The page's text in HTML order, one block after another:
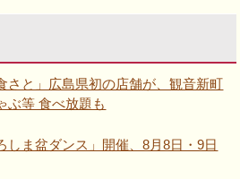
さと」広島県初の店舗が、観音新町
ぶ等 食べ放題も
しま盆ダンス」開催、8月8日・9日